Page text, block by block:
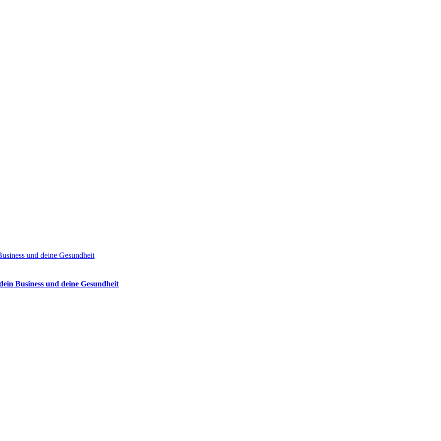
und deine Gesundheit
Business und deine Gesundheit